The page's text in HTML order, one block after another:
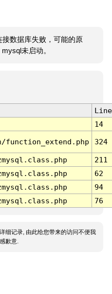
数据库失败，可能的原
未启动。
Line
14
324
211
62
94
76
细记录, 由此给您带来的访问不便我
歉意.